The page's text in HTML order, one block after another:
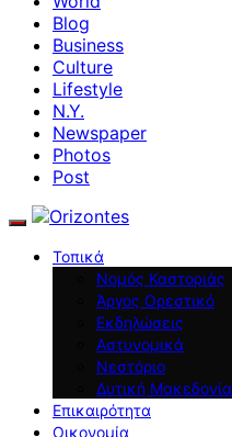
Blog
Business
Culture
Lifestyle
N.Y.
Newspaper
Photos
Post
Τοπικά
Νομός Καστοριάς
Άργος Ορεστικό
Εκδηλώσεις
Αστυνομικά
Νεστόριο
Δυτική Μακεδονία
Επικαιρότητα
Οικονομία